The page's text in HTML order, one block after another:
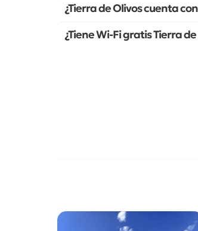
¿Tierra de Olivos cuenta
¿Tiene Wi-Fi gratis Tierra de